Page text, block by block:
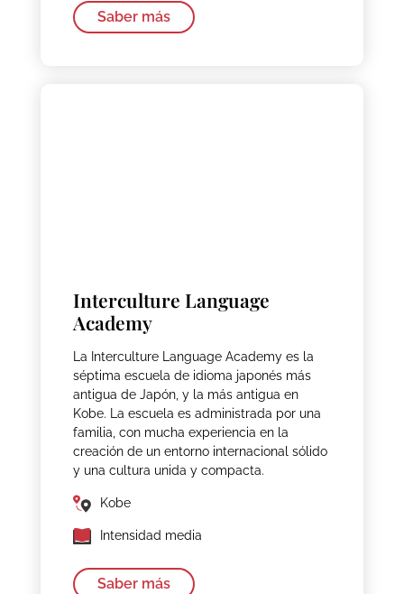
Saber más
Interculture Language
Academy
La Interculture Language Academy es la
séptima escuela de idioma japonés más
antigua de Japón, y la más antigua en
Kobe. La escuela es administrada por una
familia, con mucha experiencia en la
creación de un entorno internacional sólido
y una cultura unida y compacta.
Kobe
Intensidad media
Saber más